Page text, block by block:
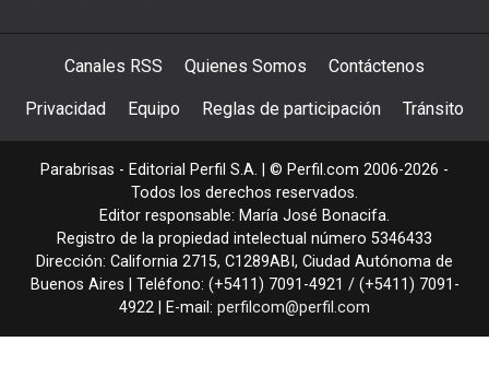
Canales RSS Quienes Somos Contáctenos
Privacidad Equipo Reglas de participación Tránsito
Parabrisas - Editorial Perfil S.A. | © Perfil.com 2006-2026 -
Todos los derechos reservados.
Editor responsable: María José Bonacifa.
Registro de la propiedad intelectual número 5346433
Dirección: California 2715, C1289ABI , Ciudad Autónoma de
Buenos Aires | Teléfono: (+5411) 7091-4921 / (+5411) 7091-
4922 | E-mail: perfilcom@perfil.com